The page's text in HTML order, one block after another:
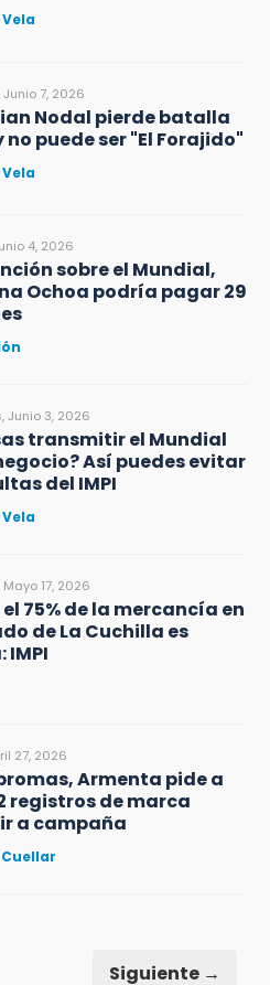
7, 2026
Nodal pierde batalla
no puede ser "El Forajido"
4, 2026
sobre el Mundial,
Ochoa podría pagar 29
Junio 3, 2026
transmitir el Mundial
Así puedes evitar
del IMPI
17, 2026
75% de la mercancía en
de La Cuchilla es
IMPI
27, 2026
Armenta pide a
registros de marca
a campaña
Siguiente →